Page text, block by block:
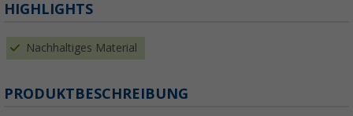
HIGHLIGHTS
Nachhaltiges Material
PRODUKTBESCHREIBUNG